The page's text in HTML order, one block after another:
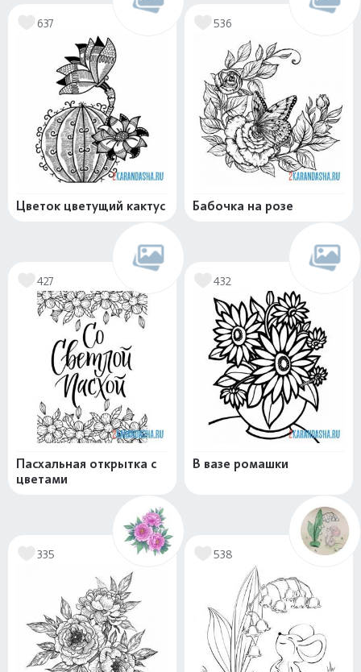
637
Цветок цветущий кактус
536
Бабочка на розе
427
Пасхальная открытка с
цветами
432
В вазе ромашки
335 538